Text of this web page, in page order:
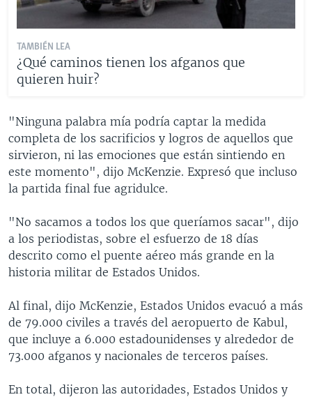
TAMBIÉN LEA
¿Qué caminos tienen los afganos que
quieren huir?
"Ninguna palabra mía podría captar la medida
completa de los sacrificios y logros de aquellos que
sirvieron, ni las emociones que están sintiendo en
este momento", dijo McKenzie. Expresó que incluso
la partida final fue agridulce.
"No sacamos a todos los que queríamos sacar", dijo
a los periodistas, sobre el esfuerzo de 18 días
descrito como el puente aéreo más grande en la
historia militar de Estados Unidos.
Al final, dijo McKenzie, Estados Unidos evacuó a más
de 79.000 civiles a través del aeropuerto de Kabul,
que incluye a 6.000 estadounidenses y alrededor de
73.000 afganos y nacionales de terceros países.
En total, dijeron las autoridades, Estados Unidos y